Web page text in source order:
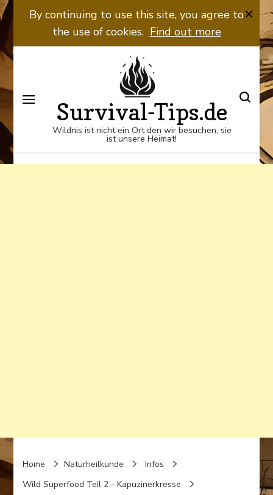
Wildnis ist nicht ein Ort den wir
besuchen, sie ist unsere Heimat!
By continuing to use this site, you agree to
the use of cookies. Find out more
Survival-Tips.de
Wildnis ist nicht ein Ort den wir besuchen, sie
ist unsere Heimat!
Home Naturheilkunde
Infos
Wild Superfood Teil 2 - Kapuzinerkresse